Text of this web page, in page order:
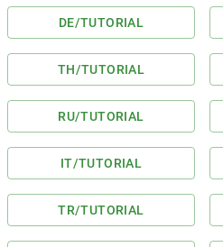
DE/TUTORIAL
TH/TUTORIAL
RU/TUTORIAL
IT/TUTORIAL
TR/TUTORIAL